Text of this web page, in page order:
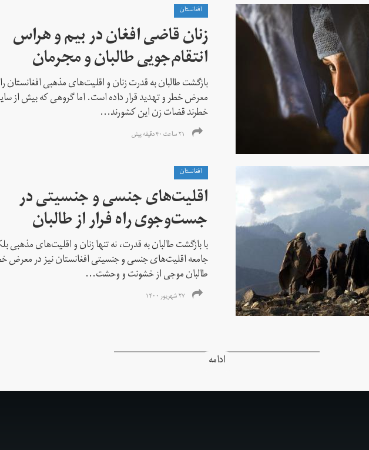
افغانستان
زنان قاضی افغان در بیم و هراس
انتقام‌جویی طالبان و مجرمان
بازگشت طالبان به قدرت زنان و اقلیت‌های مذهبی افغانستان
معرض خطر و تهدید قرار داده است. اما گروهی که بیش از
خطرند قضات زن این کشورند...
۲۱ ساعت ۴۰ دقیقه پیش
افغانستان
اقلیت‌های جنسی و جنسیتی در
جست‌و‌جوی راه فرار از طالبان
با بازگشت طالبان به قدرت، نه تنها زنان و اقلیت‌های مذهبی
جامعه اقلیت‌های جنسی و جنسیتی افغانستان نیز در معرض
طالبان موجی از خشونت و وحشت...
۲۷ شهریور ۱۴۰۰
ادامه